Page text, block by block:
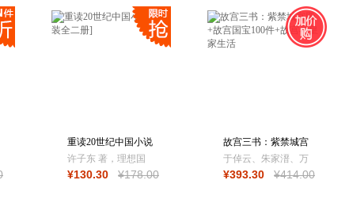
重读20世纪中国小说
[精装全二册]
许子东 著，理想国
出品
¥130.30 ¥178.00
故宫三书：紫禁城宫
殿+故宫国宝100
于倬云、朱家溍、万
依 等主编
¥393.30 ¥414.00